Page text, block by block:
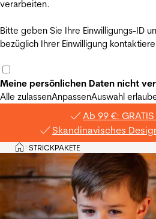
verarbeiten.
Bitte geben Sie Ihre Einwilligungs-ID
bezüglich Ihrer Einwilligung
Meine persönlichen Daten nicht
Alle zulassenAnpassenAuswahl
Ab 99 €:
Skandinavisches
Privat
>STRICKPAKETE